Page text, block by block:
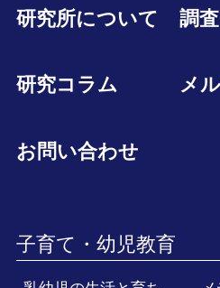
研究所について 調
研究コラム メ
お問い合わせ
子育て・幼児教育